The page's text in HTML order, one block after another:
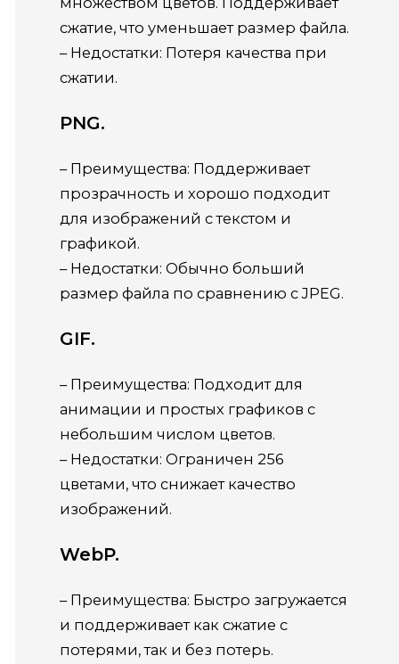
сжатие, что уменьшает размер файла.
– Недостатки: Потеря качества при
сжатии.
PNG.
– Преимущества: Поддерживает
прозрачность и хорошо подходит
для изображений с текстом и
графикой.
– Недостатки: Обычно больший
размер файла по сравнению с JPEG.
GIF.
– Преимущества: Подходит для
анимации и простых графиков с
небольшим числом цветов.
– Недостатки: Ограничен 256
цветами, что снижает качество
изображений.
WebP.
– Преимущества: Быстро загружается
и поддерживает как сжатие с
потерями, так и без потерь.